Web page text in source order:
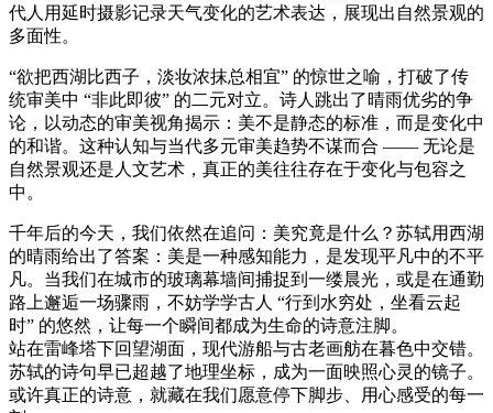
代人用延时摄影记录天气变化的艺术表达，展现出自然景观的
多面性。
“欲把西湖比西子，淡妆浓抹总相宜” 的惊世之喻，打破了传
统审美中 “非此即彼” 的二元对立。诗人跳出了晴雨优劣的争
论，以动态的审美视角揭示：美不是静态的标准，而是变化中
的和谐。这种认知与当代多元审美趋势不谋而合 —— 无论是
自然景观还是人文艺术，真正的美往往存在于变化与包容之
中。
千年后的今天，我们依然在追问：美究竟是什么？苏轼用西湖
的晴雨给出了答案：美是一种感知能力，是发现平凡中的不平
凡。当我们在城市的玻璃幕墙间捕捉到一缕晨光，或是在通勤
路上邂逅一场骤雨，不妨学学古人 “行到水穷处，坐看云起
时” 的悠然，让每一个瞬间都成为生命的诗意注脚。
站在雷峰塔下回望湖面，现代游船与古老画舫在暮色中交错。
苏轼的诗句早已超越了地理坐标，成为一面映照心灵的镜子。
或许真正的诗意，就藏在我们愿意停下脚步、用心感受的每一